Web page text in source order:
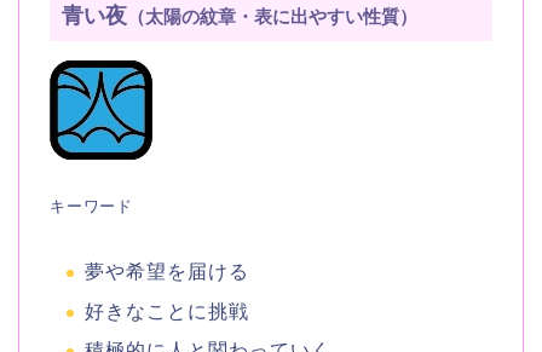
青い夜 （太陽の紋章・表に出やすい性質）
キーワード
夢や希望を届ける
好きなことに挑戦